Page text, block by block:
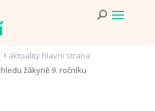
5 aktuality hlavni strana
žákyně 9. ročníku